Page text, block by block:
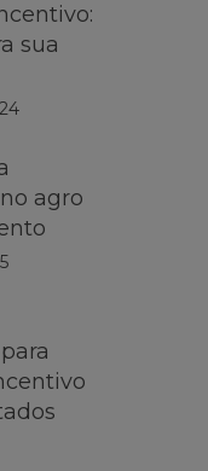
sua
agro